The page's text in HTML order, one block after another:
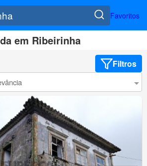
Favoritos
em Ribeirinha
Filtros